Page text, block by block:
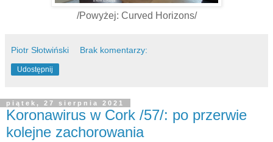
/Powyżej: Curved Horizons/
Piotr Słotwiński Brak komentarzy:
Udostępnij
piątek, 27 sierpnia 2021
Koronawirus w Cork /57/: po przerwie
kolejne zachorowania